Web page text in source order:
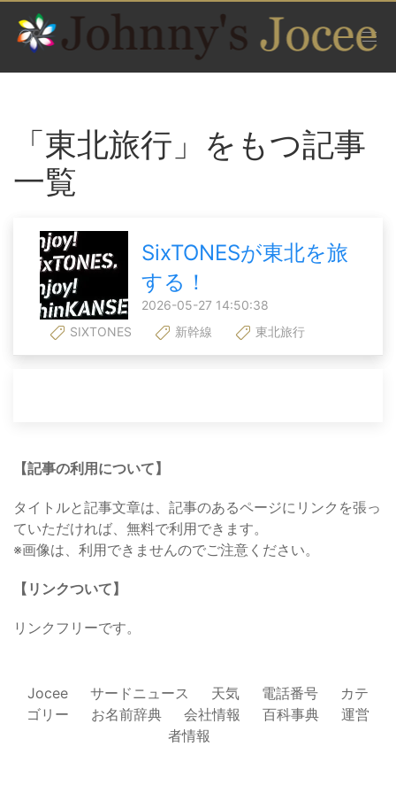
「東北旅行」をもつ記事
一覧
SixTONESが東北を旅
する！
2026-05-27 14:50:38
SIXTONES
新幹線 東北旅行
【記事の利用について】
タイトルと記事文章は、記事のあるページにリンクを張っ
ていただければ、無料で利用できます。
※画像は、利用できませんのでご注意ください。
【リンクついて】
リンクフリーです。
Jocee サードニュース 天気 電話番号
カテ
ゴリー
お名前辞典 会社情報 百科事典
運営
者情報